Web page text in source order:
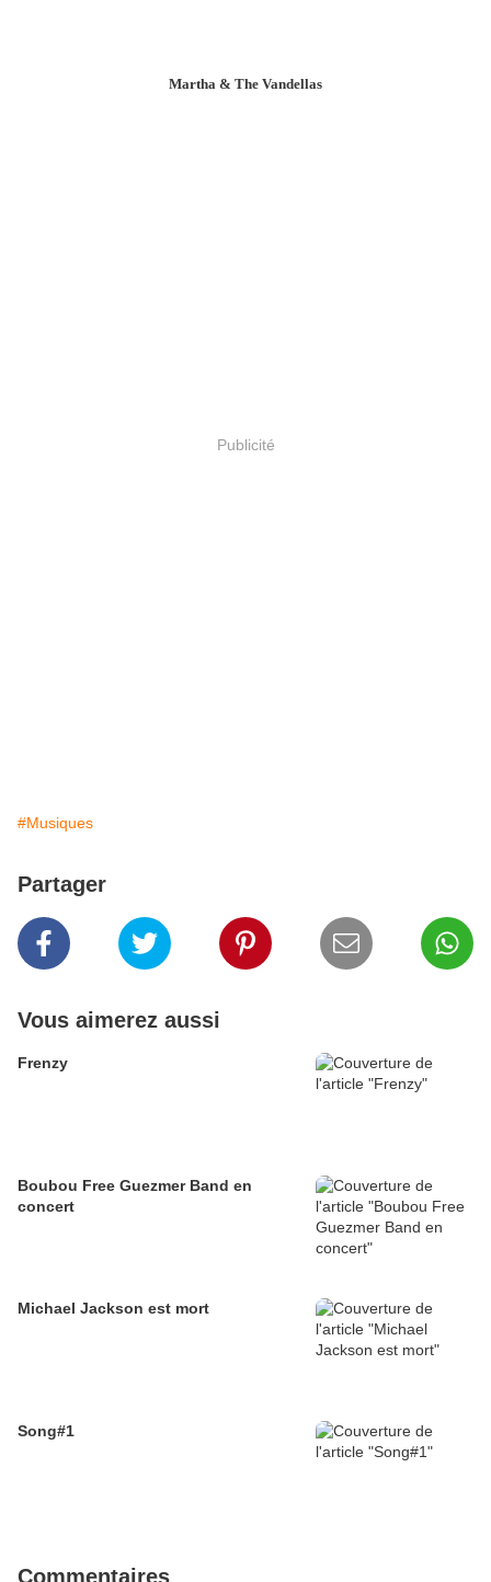
Martha & The Vandellas
Publicité
#Musiques
Partager
Vous aimerez aussi
Frenzy
Boubou Free Guezmer Band en
concert
Michael Jackson est mort
Song#1
Commentaires